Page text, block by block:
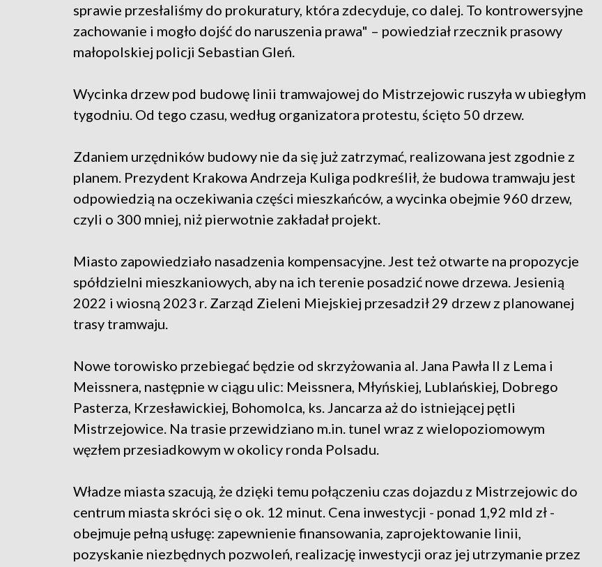
sprawie przesłaliśmy do prokuratury, która zdecyduje, co dalej. To kontrowersyjne
zachowanie i mogło dojść do naruszenia prawa" – powiedział rzecznik prasowy
małopolskiej policji Sebastian Gleń.
Wycinka drzew pod budowę linii tramwajowej do Mistrzejowic ruszyła w ubiegłym
tygodniu. Od tego czasu, według organizatora protestu, ścięto 50 drzew.
Zdaniem urzędników budowy nie da się już zatrzymać, realizowana jest zgodnie z
planem. Prezydent Krakowa Andrzeja Kuliga podkreślił, że budowa tramwaju jest
odpowiedzią na oczekiwania części mieszkańców, a wycinka obejmie 960 drzew,
czyli o 300 mniej, niż pierwotnie zakładał projekt.
Miasto zapowiedziało nasadzenia kompensacyjne. Jest też otwarte na propozycje
spółdzielni mieszkaniowych, aby na ich terenie posadzić nowe drzewa. Jesienią
2022 i wiosną 2023 r. Zarząd Zieleni Miejskiej przesadził 29 drzew z planowanej
trasy tramwaju.
Nowe torowisko przebiegać będzie od skrzyżowania al. Jana Pawła II z Lema i
Meissnera, następnie w ciągu ulic: Meissnera, Młyńskiej, Lublańskiej, Dobrego
Pasterza, Krzesławickiej, Bohomolca, ks. Jancarza aż do istniejącej pętli
Mistrzejowice. Na trasie przewidziano m.in. tunel wraz z wielopoziomowym
węzłem przesiadkowym w okolicy ronda Polsadu.
Władze miasta szacują, że dzięki temu połączeniu czas dojazdu z Mistrzejowic do
centrum miasta skróci się o ok. 12 minut. Cena inwestycji - ponad 1,92 mld zł -
obejmuje pełną usługę: zapewnienie finansowania, zaprojektowanie linii,
pozyskanie niezbędnych pozwoleń, realizację inwestycji oraz jej utrzymanie przez